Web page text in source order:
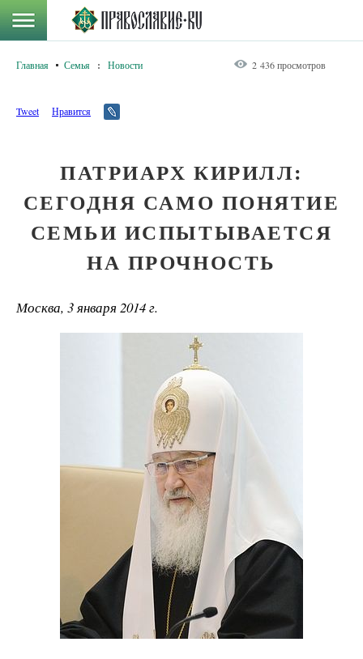
Главная Семья : Новости 2 436 просмотров
Tweet Нравится
ПАТРИАРХ КИРИЛЛ:
СЕГОДНЯ САМО ПОНЯТИЕ
СЕМЬИ ИСПЫТЫВАЕТСЯ
НА ПРОЧНОСТЬ
Москва, 3 января 2014 г.